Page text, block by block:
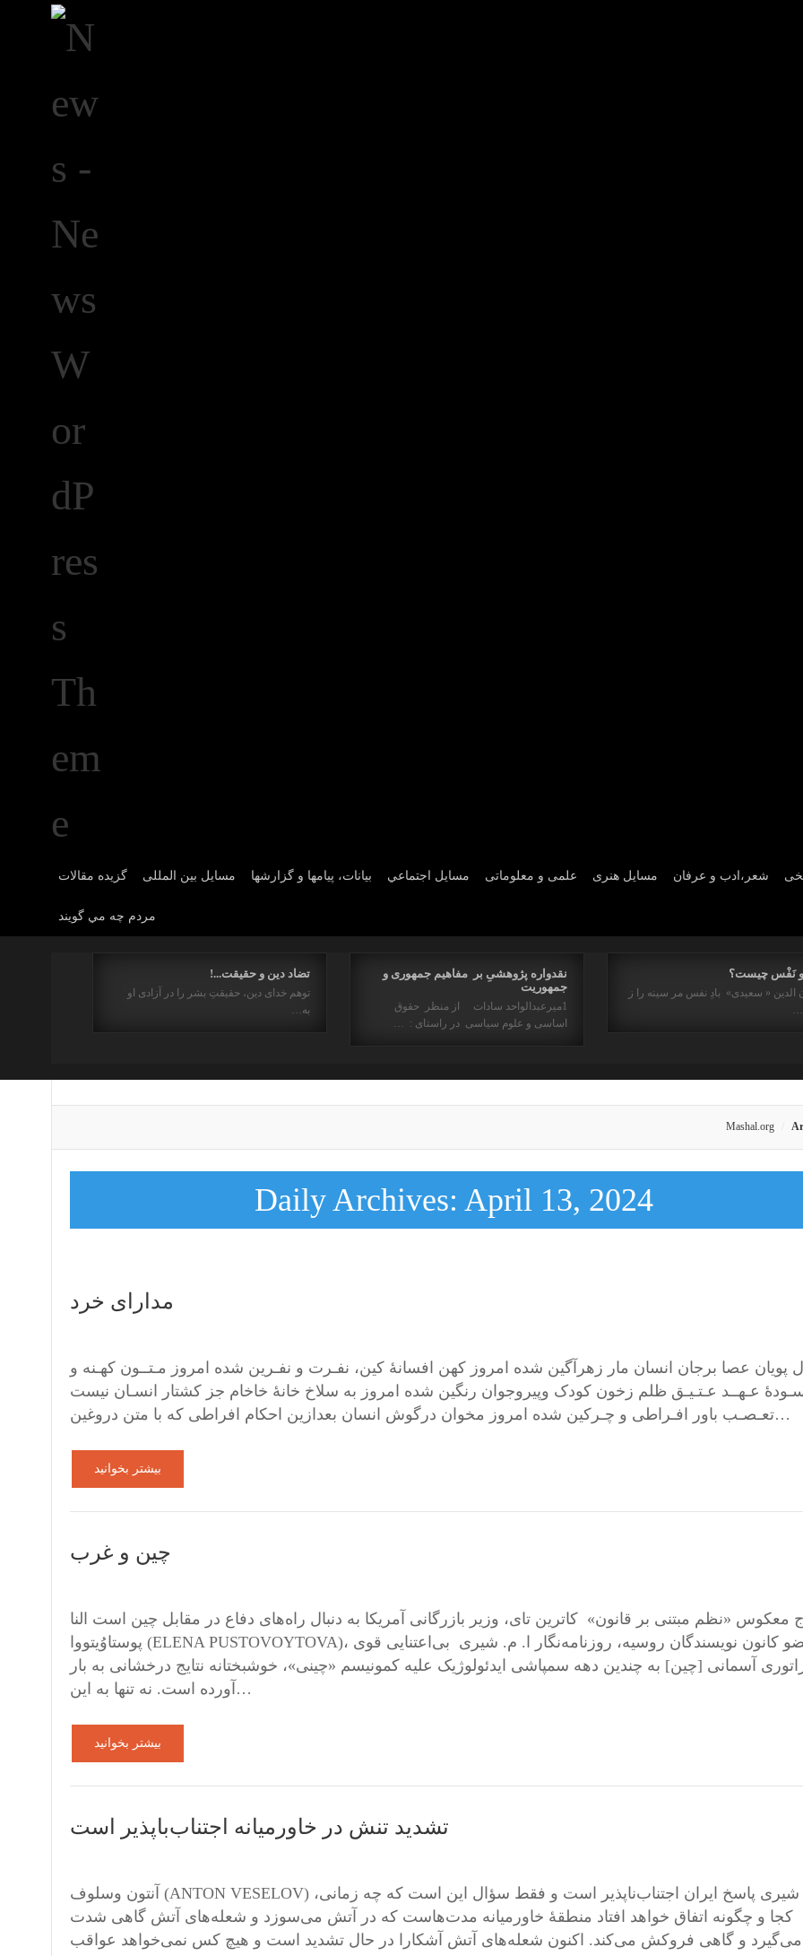
گزیده مقالات مسایل بین المللی بیانات، پیامها و گزارشها مسايل اجتماعي علمی و معلوماتی مسايل هنری شعر،ادب و عرفان
مردم چه مي گويند
تضاد دین و حقیقت...!
توهم خدای دین، حقیقتِ بشر را در آزادی او
به…
نقدواره پژوهشیِ بر مفاهیم جمهوری و
جمهوریت
1میرعبدالواحد سادات از منظر حقوق
اساسی و علوم سیاسی در راستای : …
و نَفْس چیست؟
الدین « سعیدی» بادِ نفس مر سینه را ز
Mashal.org
Daily Archives: April 13, 2024
مدارای خرد
پویان عصا برجان انسان مار زهرآگین شده امروز کهن افسانۀ کین، نفـرت و نفـرین شده امروز مـتــون کهـنه و
عـهــد عـتـیـق ظلم زخون کودک وپیروجوان رنگین شده امروز به سلاخ خانۀ خاخام جز کشتار انسـان نیست
تعـصـب باور افـراطی و چـرکین شده امروز مخوان درگوش انسان بعدازین احکام افراطی که با متن دروغین…
بیشتر بخوانید
‌چین و غرب
معکوس «نظم مبتنی بر قانون» کاترین تای، وزیر بازرگانی آمریکا به دنبال راه‌های دفاع در مقابل چین است النا
پوستاوُیتووا (ELENA PUSTOVOYTOVA)، عضو کانون نویسندگان روسیه، روزنامه‌نگار ا. م. شیری بی‌اعتنایی قوی
آسمانی [چین] به چندین دهه سمپاشی ایدئولوژیک علیه کمونیسم «چینی»، خوشبختانه نتایج درخشانی به بار
آورده است. نه تنها به این…
بیشتر بخوانید
تشدید تنش در خاورمیانه اجتناب‌باپذیر است
آنتون وسلوف (ANTON VESELOV) ا. م. شیری پاسخ ایران اجتناب‌ناپذیر است و فقط سؤال این است که چه زمانی،
کجا و چگونه اتفاق خواهد افتاد منطقۀ خاورمیانه مدت‌هاست که در آتش می‌سوزد و شعله‌های آتش گاهی شدت